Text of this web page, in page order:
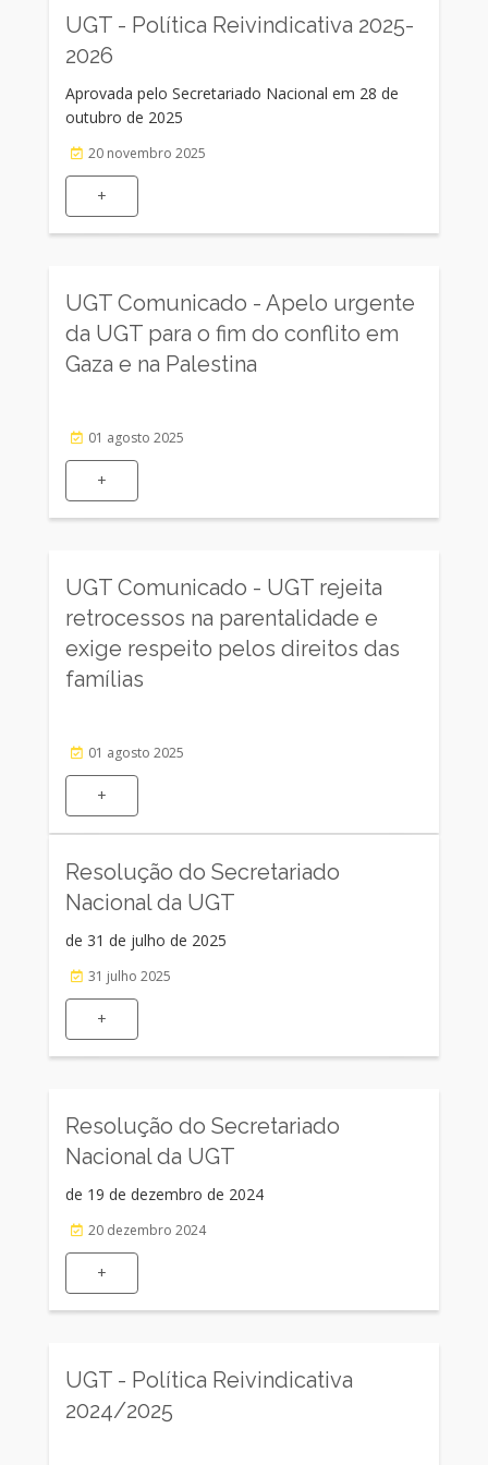
Instituto Politécnico do
Universidade do Porto
Albufeira
UGT - Política Reivindicativa 2025-
2026
Aprovada pelo Secretariado Nacional em 28 de
outubro de 2025
20 novembro 2025
+
UGT Comunicado - Apelo urgente
da UGT para o fim do conflito em
Gaza e na Palestina
01 agosto 2025
+
UGT Comunicado - UGT rejeita
retrocessos na parentalidade e
exige respeito pelos direitos das
famílias
01 agosto 2025
+
Resolução do Secretariado
Nacional da UGT
de 31 de julho de 2025
31 julho 2025
+
Resolução do Secretariado
Nacional da UGT
de 19 de dezembro de 2024
20 dezembro 2024
+
UGT - Política Reivindicativa
2024/2025